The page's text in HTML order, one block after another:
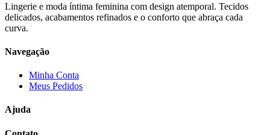
Lingerie e moda íntima feminina com design atemporal. Tecidos
delicados, acabamentos refinados e o conforto que abraça cada
curva.
Navegação
Minha Conta
Meus Pedidos
Ajuda